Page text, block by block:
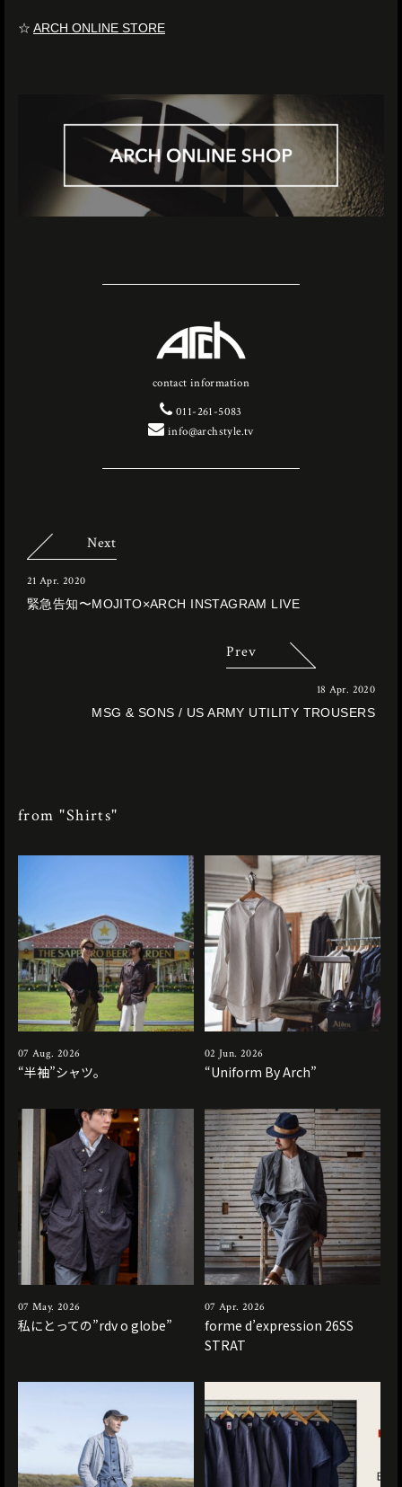
☆ ARCH ONLINE STORE
contact information
011-261-5083
info@archstyle.tv
Next
21 Apr. 2020
緊急告知〜MOJITO×ARCH INSTAGRAM LIVE
Prev
18 Apr. 2020
MSG & SONS / US ARMY UTILITY TROUSERS
from "Shirts"
07 Aug. 2026
“半袖”シャツ。
02 Jun. 2026
“Uniform By Arch”
07 May. 2026
私にとっての”rdv o globe”
07 Apr. 2026
forme d’expression 26SS
STRAT